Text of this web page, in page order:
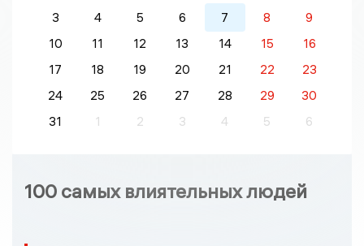
3
4 5 6 7 8
9
10
11 12 13 14 15
16
17
18 19 20 21 22
23
24
25 26 27 28 29
30
31
1 2 3 4 5 6
100 самых влиятельных людей